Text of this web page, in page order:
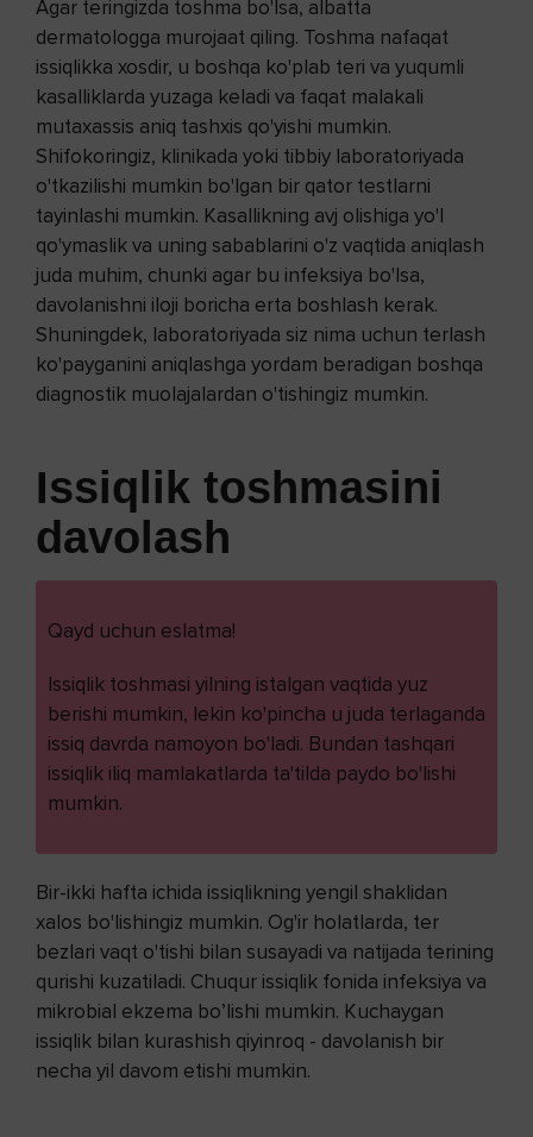
Agar teringizda toshma bo'lsa, albatta
dermatologga murojaat qiling. Toshma nafaqat
issiqlikka xosdir, u boshqa ko'plab teri va yuqumli
kasalliklarda yuzaga keladi va faqat malakali
mutaxassis aniq tashxis qo'yishi mumkin.
Shifokoringiz, klinikada yoki tibbiy laboratoriyada
o'tkazilishi mumkin bo'lgan bir qator testlarni
tayinlashi mumkin. Kasallikning avj olishiga yo'l
qo'ymaslik va uning sabablarini o'z vaqtida aniqlash
juda muhim, chunki agar bu infeksiya bo'lsa,
davolanishni iloji boricha erta boshlash kerak.
Shuningdek, laboratoriyada siz nima uchun terlash
ko'payganini aniqlashga yordam beradigan boshqa
diagnostik muolajalardan o'tishingiz mumkin.
Issiqlik toshmasini
davolash
Qayd uchun eslatma!
Issiqlik toshmasi yilning istalgan vaqtida yuz
berishi mumkin, lekin ko'pincha u juda terlaganda
issiq davrda namoyon bo'ladi. Bundan tashqari
issiqlik iliq mamlakatlarda ta'tilda paydo bo'lishi
mumkin.
Bir-ikki hafta ichida issiqlikning yengil shaklidan
xalos bo'lishingiz mumkin. Og'ir holatlarda, ter
bezlari vaqt o'tishi bilan susayadi va natijada terining
qurishi kuzatiladi. Chuqur issiqlik fonida infeksiya va
mikrobial ekzema bo’lishi mumkin. Kuchaygan
issiqlik bilan kurashish qiyinroq - davolanish bir
necha yil davom etishi mumkin.